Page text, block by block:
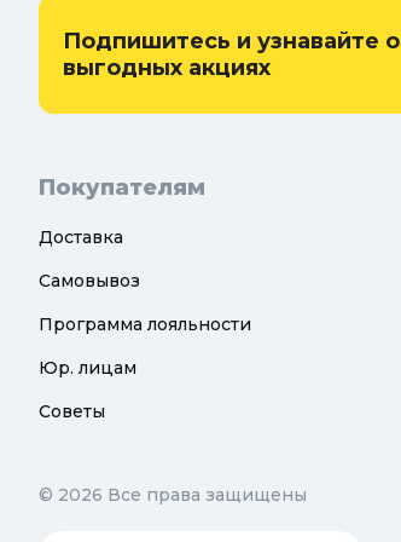
Подпишитесь и узнавайте о
выгодных акциях
Покупателям
Доставка
Самовывоз
Программа лояльности
Юр. лицам
Советы
© 2026 Все права защищены